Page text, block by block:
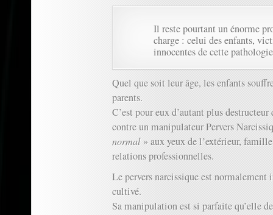
Il reste pourtant un énorme
charge : celui des enfants,
innocentes de cette
Quel que soit leur âge, les enfants
parents.
C’est pour eux d’autant plus
contre un manipulateur Pervers
normal » aux yeux de l’extérieur,
relations professionnelles.
Le pervers narcissique est
cultivé.
Sa manipulation est si parfaite qu’elle